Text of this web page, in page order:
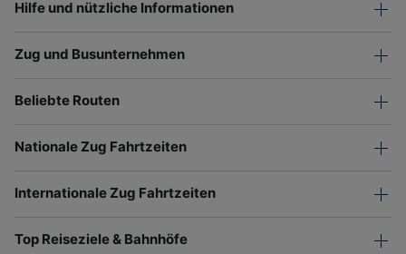
Hilfe und nützliche Informationen
Zug und Busunternehmen
Beliebte Routen
Nationale Zug Fahrtzeiten
Internationale Zug Fahrtzeiten
Top Reiseziele & Bahnhöfe